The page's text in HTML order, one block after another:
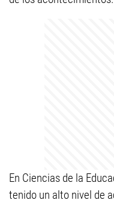
En Ciencias de la
tenido un alto nivel de